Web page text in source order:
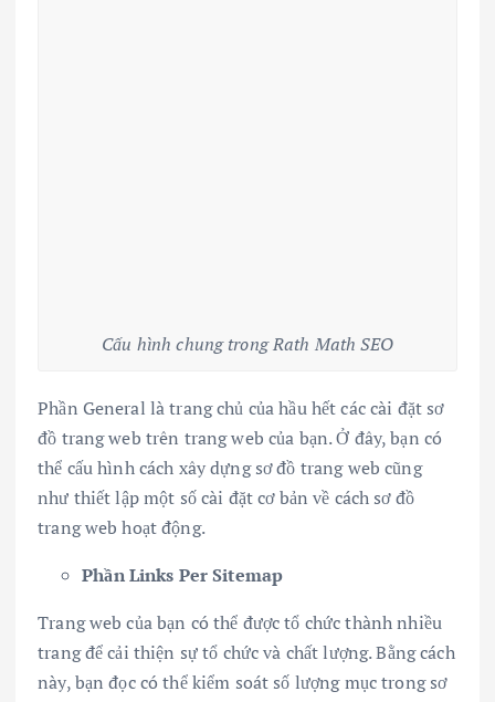
Cấu hình chung trong Rath Math SEO
Phần General là trang chủ của hầu hết các cài đặt sơ
đồ trang web trên trang web của bạn. Ở đây, bạn có
thể cấu hình cách xây dựng sơ đồ trang web cũng
như thiết lập một số cài đặt cơ bản về cách sơ đồ
trang web hoạt động.
Phần Links Per Sitemap
Trang web của bạn có thể được tổ chức thành nhiều
trang để cải thiện sự tổ chức và chất lượng. Bằng cách
này, bạn đọc có thể kiểm soát số lượng mục trong sơ